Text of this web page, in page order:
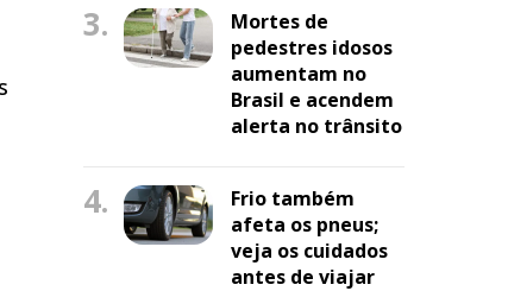
3.
Mortes de
pedestres idosos
aumentam no
Brasil e acendem
alerta no trânsito
4.
Frio também
afeta os pneus;
veja os cuidados
antes de viajar